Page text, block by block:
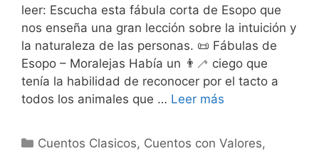
leer: Escucha esta fábula corta de Esopo que
nos enseña una gran lección sobre la intuición y
la naturaleza de las personas. 📜 Fábulas de
Esopo – Moralejas Había un 👨‍🦯 ciego que
tenía la habilidad de reconocer por el tacto a
todos los animales que … Leer más
Categorías
Cuentos Clasicos, Cuentos con Valores,